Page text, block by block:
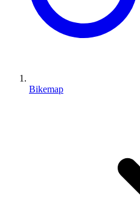
Bikemap